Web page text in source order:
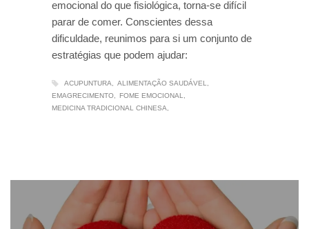
emocional do que fisiológica, torna-se difícil
parar de comer. Conscientes dessa
dificuldade, reunimos para si um conjunto de
estratégias que podem ajudar:
ACUPUNTURA
ALIMENTAÇÃO SAUDÁVEL
EMAGRECIMENTO
FOME EMOCIONAL
MEDICINA TRADICIONAL CHINESA